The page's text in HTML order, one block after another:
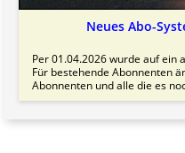
Neues Abo-
Per 01.04.2026 wurde auf ein
Für bestehende Abonnenten
Abonnenten und alle die es